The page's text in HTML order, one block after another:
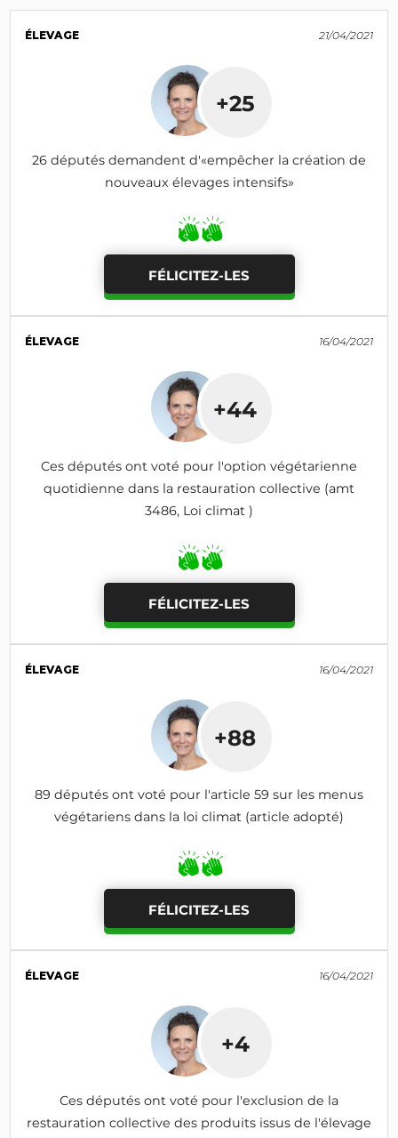
ÉLEVAGE 21/04/2021
+25
26 députés demandent d'«empêcher la création de
nouveaux élevages intensifs»
FÉLICITEZ-LES
ÉLEVAGE 16/04/2021
+44
Ces députés ont voté pour l'option végétarienne
quotidienne dans la restauration collective (amt
3486, Loi climat )
FÉLICITEZ-LES
ÉLEVAGE 16/04/2021
+88
89 députés ont voté pour l'article 59 sur les menus
végétariens dans la loi climat (article adopté)
FÉLICITEZ-LES
ÉLEVAGE 16/04/2021
+4
Ces députés ont voté pour l'exclusion de la
restauration collective des produits issus de l'élevage